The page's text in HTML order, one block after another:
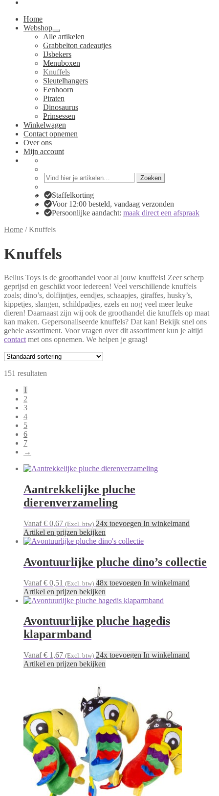
Home
Webshop
Submenu
uitvouwen
Alle artikelen
Grabbelton cadeautjes
IJsbekers
Menuboxen
Knuffels
Sleutelhangers
Eenhoorn
Piraten
Dinosaurus
Prinsessen
Winkelwagen
Contact opnemen
Over ons
Mijn account
Zoeken
naar:
Zoeken
Staffelkorting
Voor 12:00 besteld, vandaag verzonden
Persoonlijke aandacht: maak direct een afspraak
Home /Knuffels
Knuffels
Bellus Toys is de groothandel voor al jouw knuffels! Zeer scherp
geprijsd en geschikt voor iedereen! Veel verschillende knuffels
zoals; dino’s, dolfijntjes, eendjes, schaapjes, giraffes, husky’s,
kippetjes, slangen, schildpadjes, ezels en nog veel meer leuke
dieren! Daarnaast zijn wij ook de groothandel die knuffels op maat
kan maken. Gepersonaliseerde knuffels? Dat kan! Bekijk snel ons
gehele assortiment. Voor vragen over dit assortiment kun je altijd
contact met ons opnemen. We helpen je graag!
151 resultaten
1
2
3
4
5
6
7
→
Aantrekkelijke pluche
dierenverzameling
Vanaf € 0,67 (Excl. btw) 24x toevoegen In winkelmand
Artikel en prijzen bekijken
Avontuurlijke pluche dino’s collectie
Vanaf € 0,51 (Excl. btw) 48x toevoegen In winkelmand
Artikel en prijzen bekijken
Avontuurlijke pluche hagedis
klaparmband
Vanaf € 1,67 (Excl. btw) 24x toevoegen In winkelmand
Artikel en prijzen bekijken